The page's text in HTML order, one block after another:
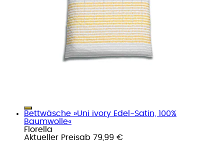
Bettwäsche »Uni ivory Edel-Satin, 100%
Baumwolle«
Florella
Aktueller Preisab 79,99 €